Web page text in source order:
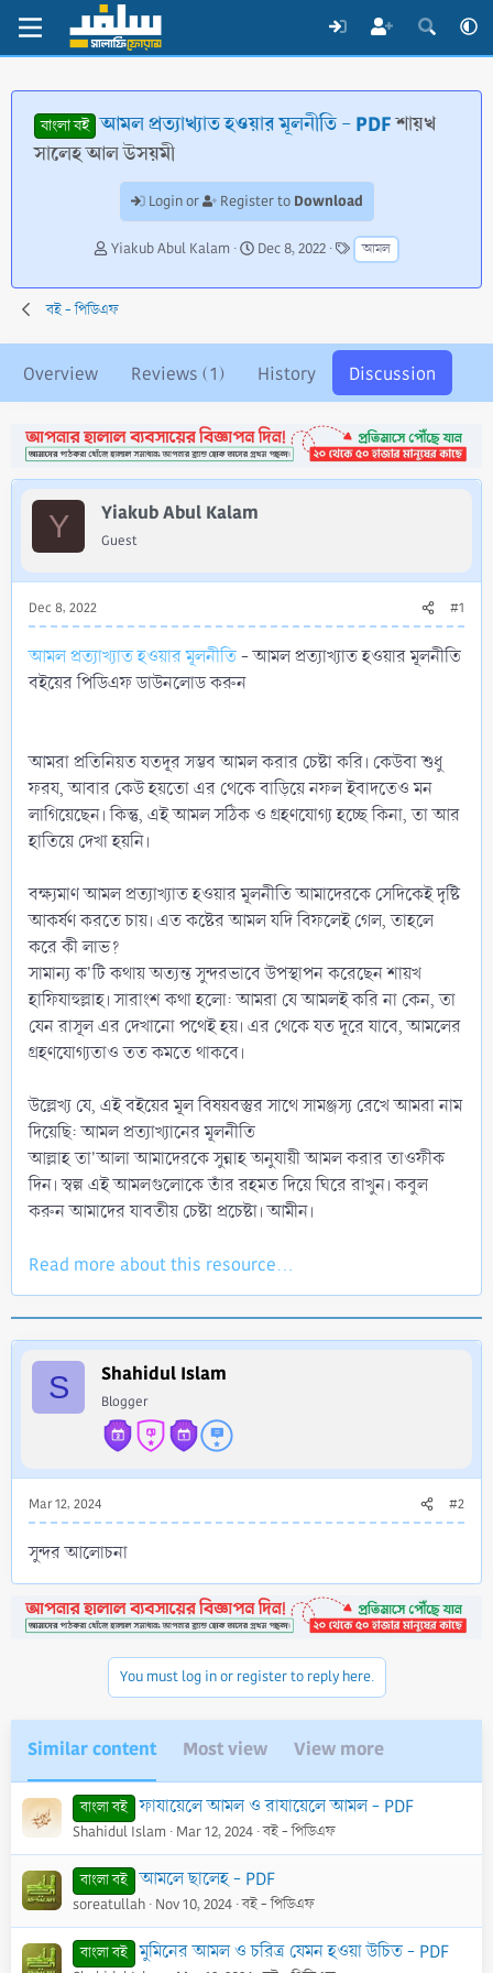
বাংলা বই আমল প্রত্যাখ্যাত হওয়ার মূলনীতি - PDFশায়খ
সালেহ আল উসয়মী
Login or Register to Download
T
r
e
d
r
t
e
Yiakub Abul Kalam
S
a
d
a
Dec 8, 2022
T
a
g
আমল
বই - পিডিএফ
Overview Reviews (1) History Discussion
Y Yiakub Abul Kalam
Guest
Dec 8, 2022 #1
আমল প্রত্যাখ্যাত হওয়ার মূলনীতি- আমল প্রত্যাখ্যাত হওয়ার মূলনীতি
বইয়ের পিডিএফ ডাউনলোড করুন
আমরা প্রতিনিয়ত যতদূর সম্ভব আমল করার চেষ্টা করি। কেউবা শুধু
ফরয, আবার কেউ হয়তো এর থেকে বাড়িয়ে নফল ইবাদতেও মন
লাগিয়েছেন। কিন্তু, এই আমল সঠিক ও গ্রহণযোগ্য হচ্ছে কিনা, তা আর
হাতিয়ে দেখা হয়নি।
বক্ষ্যমাণ আমল প্রত্যাখ্যাত হওয়ার মূলনীতি আমাদেরকে সেদিকেই দৃষ্টি
আকর্ষণ করতে চায়। এত কষ্টের আমল যদি বিফলেই গেল, তাহলে
করে কী লাভ?
সামান্য ক'টি কথায় অত্যন্ত সুন্দরভাবে উপস্থাপন করেছেন শায়খ
হাফিযাহুল্লাহ। সারাংশ কথা হলো: আমরা যে আমলই করি না কেন, তা
যেন রাসূল এর দেখানো পথেই হয়। এর থেকে যত দূরে যাবে, আমলের
গ্রহণযোগ্যতাও তত কমতে থাকবে।
উল্লেখ্য যে, এই বইয়ের মূল বিষয়বস্তুর সাথে সামঞ্জস্য রেখে আমরা নাম
দিয়েছি: আমল প্রত্যাখ্যানের মূলনীতি
আল্লাহ তা'আলা আমাদেরকে সুন্নাহ অনুযায়ী আমল করার তাওফীক
দিন। স্বল্প এই আমলগুলোকে তাঁর রহমত দিয়ে ঘিরে রাখুন। কবুল
করুন আমাদের যাবতীয় চেষ্টা প্রচেষ্টা। আমীন।
Read more about this resource...
S Shahidul Islam
Blogger
Mar 12, 2024 #2
সুন্দর আলোচনা
You must log in or register to reply here.
Similar content Most view View more
বাংলা বই ফাযায়েলে আমল ও রাযায়েলে আমল - PDF
Shahidul Islam Mar 12, 2024 বই - পিডিএফ
বাংলা বই আমলে ছালেহ - PDF
soreatullah Nov 10, 2024 বই - পিডিএফ
বাংলা বই মুমিনের আমল ও চরিত্র যেমন হওয়া উচিত - PDF